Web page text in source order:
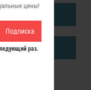
цены!
Подписка
раз.
КЛИК